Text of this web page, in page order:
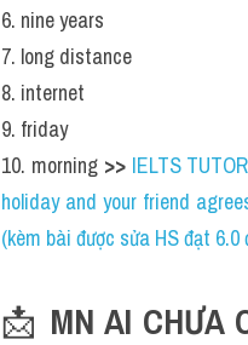
6. nine years
7. long distance
8. internet
9. friday
10. morning >> IELTS TUTOR
holiday and your friend
(kèm bài được sửa HS đạt
📩 MN AI CHƯA